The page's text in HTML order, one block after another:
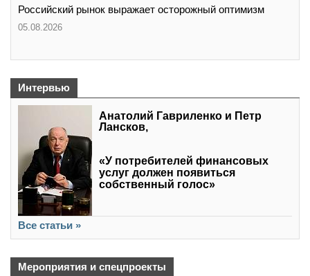
Российский рынок выражает осторожный оптимизм
05.08.2026
Интервью
Анатолий Гавриленко и Петр
Лансков,
«У потребителей финансовых
услуг должен появиться
собственный голос»
Все статьи »
Мероприятия и спецпроекты